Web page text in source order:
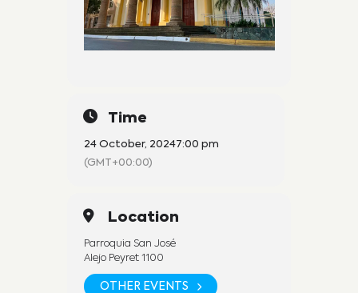
Time
24 October, 20247:00 pm
(GMT+00:00)
Location
Parroquia San José
Alejo Peyret 1100
OTHER EVENTS